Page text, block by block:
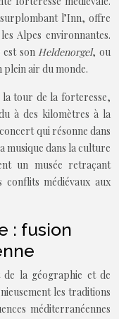
l’Inn, offre
Alpes environnantes.
son Heldenorgel, ou
plein air du monde.
tour de la forteresse,
à des kilomètres à la
qui résonne dans
musique dans la culture
un musée retraçant
conflits médiévaux aux
: fusion
la géographie et de
les traditions
méditerranéennes